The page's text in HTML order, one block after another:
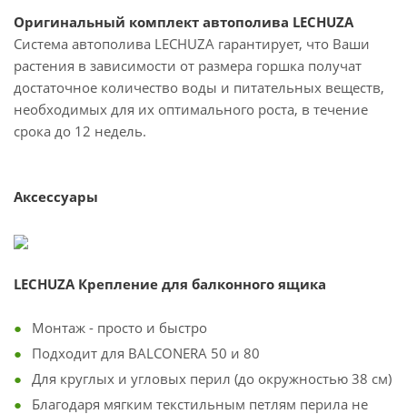
Оригинальный комплект автополива LECHUZA
Система автополива LECHUZA гарантирует, что Ваши
растения в зависимости от размера горшка получат
достаточное количество воды и питательных веществ,
необходимых для их оптимального роста, в течение
срока до 12 недель.
Аксессуары
LECHUZA Крепление для балконного ящика
Монтаж - просто и быстро
Подходит для BALCONERA 50 и 80
Для круглых и угловых перил (до окружностью 38 см)
Благодаря мягким текстильным петлям перила не